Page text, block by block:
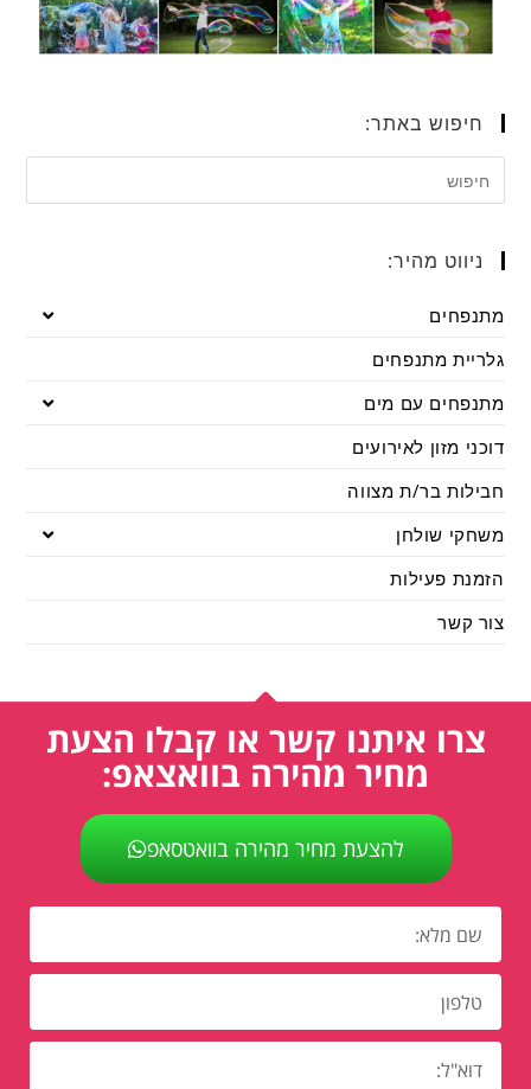
חיפוש באתר:
ניווט מהיר:
מתנפחים
גלריית מתנפחים
מתנפחים עם מים
דוכני מזון לאירועים
חבילות בר/ת מצווה
משחקי שולחן
הזמנת פעילות
צור קשר
צרו איתנו קשר או קבלו הצעת
מחיר מהירה בוואצאפ:
להצעת מחיר מהירה בוואטסאפ